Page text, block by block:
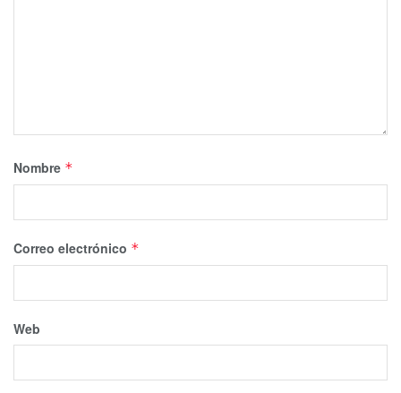
Nombre *
Correo electrónico *
Web